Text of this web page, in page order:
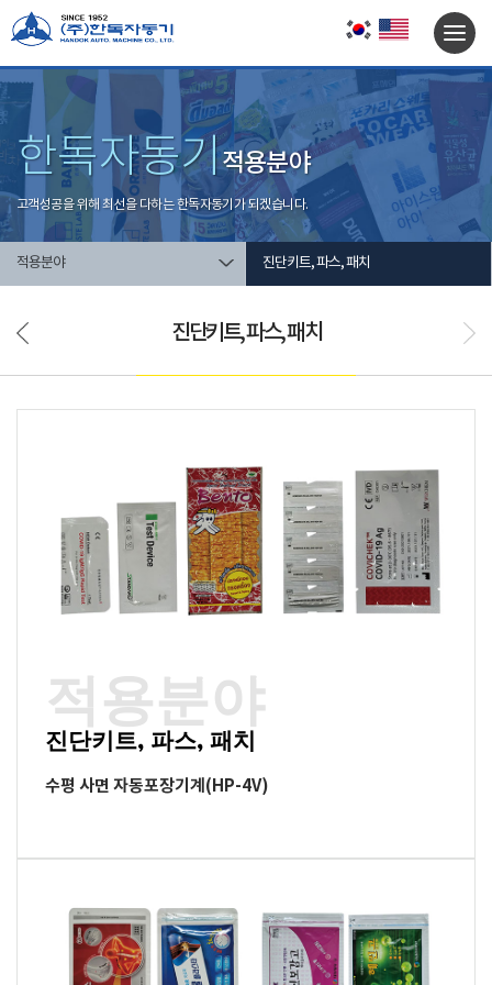
한독자동기적용분야
고객성공을 위해 최선을 다하는 한독자동기가 되겠습니다.
적용분야 진단키트, 파스, 패치
진단키트, 파스, 패치
적용분야
진단키트, 파스, 패치
수평 사면 자동포장기계(HP-4V)